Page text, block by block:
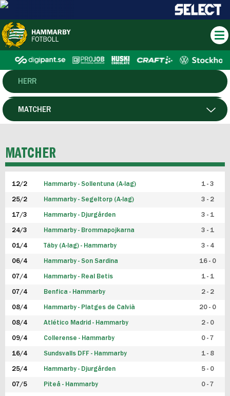
HERR
DAM
P19
F19
FUTSAL HERR
FUTSAL DAM
MATCHER
MATCHER
12/2 Hammarby - Sollentuna (A-lag) 1 - 3
25/2 Hammarby - Segeltorp (A-lag) 3 - 2
17/3 Hammarby - Djurgården 3 - 1
24/3 Hammarby - Brommapojkarna 3 - 1
01/4 Täby (A-lag) - Hammarby 3 - 4
06/4 Hammarby - Son Sardina 16 - 0
07/4 Hammarby - Real Betis 1 - 1
07/4 Benfica - Hammarby 2 - 2
08/4 Hammarby - Platges de Calvià 20 - 0
08/4 Atlético Madrid - Hammarby 2 - 0
09/4 Collerense - Hammarby 0 - 7
16/4 Sundsvalls DFF - Hammarby 1 - 8
25/4 Hammarby - Djurgården 5 - 0
07/5 Piteå - Hammarby 0 - 7